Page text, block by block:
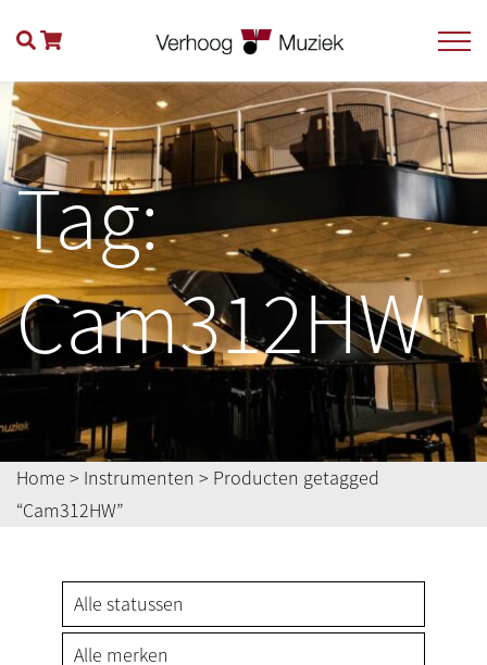
Tag:
Cam312HW
Home > Instrumenten > Producten getagged
“Cam312HW”